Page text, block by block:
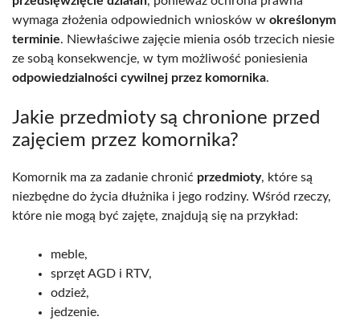
wymaga złożenia odpowiednich wniosków w określonym
terminie. Niewłaściwe zajęcie mienia osób trzecich niesie
ze sobą konsekwencje, w tym możliwość poniesienia
odpowiedzialności cywilnej przez komornika.
Jakie przedmioty są chronione przed
zajęciem przez komornika?
Komornik ma za zadanie chronić przedmioty, które są
niezbędne do życia dłużnika i jego rodziny. Wśród rzeczy,
które nie mogą być zajęte, znajdują się na przykład:
meble,
sprzęt AGD i RTV,
odzież,
jedzenie.